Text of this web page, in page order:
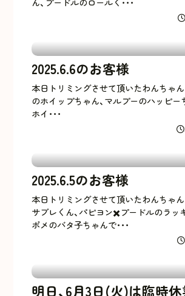
2025.6.6のお客様
本日トリミングさせて頂いたわんちゃ
のホイップちゃん、マルプーのハッピ
ホイ･･･
2025.6.5のお客様
本日トリミングさせて頂いたわんちゃ
サブレくん、パピヨン✖️プードルのラッ
ポメのバタ子ちゃんで･･･
明日、6月3日(火)は臨時